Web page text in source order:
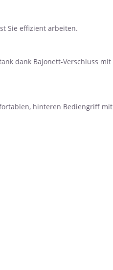
Sie effizient arbeiten.
dank Bajonett-Verschluss mit
hinteren Bediengriff mit